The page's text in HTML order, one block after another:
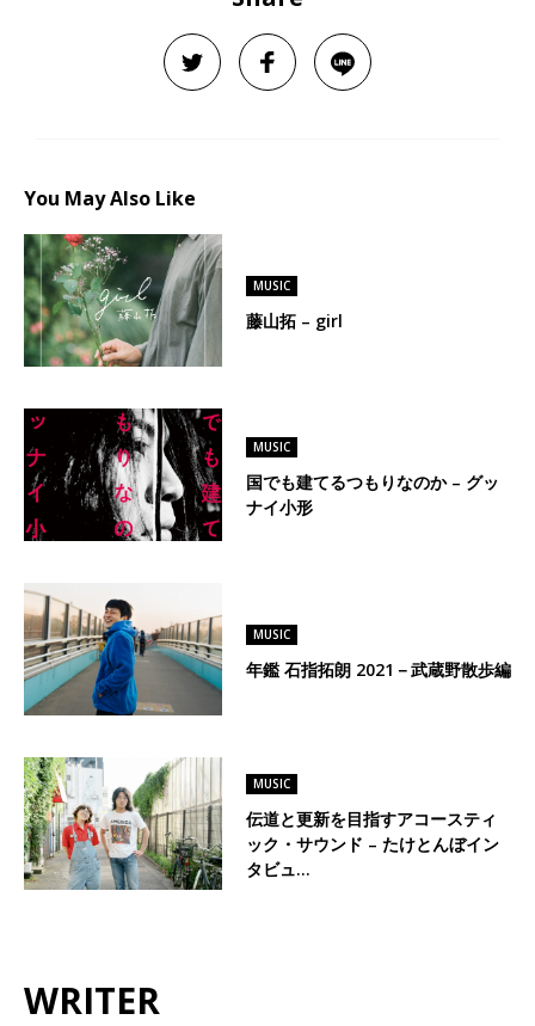
You May Also Like
MUSIC
藤山拓 – girl
MUSIC
国でも建てるつもりなのか – グッ
ナイ小形
MUSIC
年鑑 石指拓朗 2021－武蔵野散歩編
MUSIC
伝道と更新を目指すアコースティ
ック・サウンド – たけとんぼイン
タビュ…
WRITER